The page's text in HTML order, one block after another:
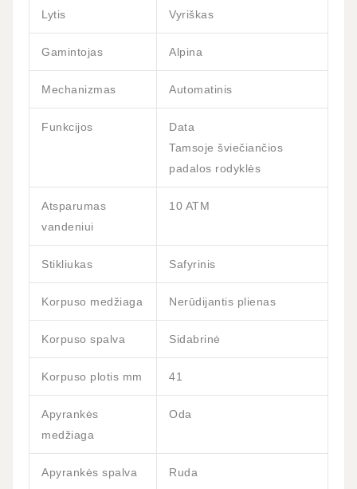
Lytis Vyriškas
Gamintojas Alpina
Mechanizmas Automatinis
Funkcijos
Data
Tamsoje šviečiančios
padalos rodyklės
Atsparumas
vandeniui
10 ATM
Stikliukas Safyrinis
Korpuso medžiaga Nerūdijantis plienas
Korpuso spalva Sidabrinė
Korpuso plotis mm 41
Apyrankės
medžiaga
Oda
Apyrankės spalva Ruda